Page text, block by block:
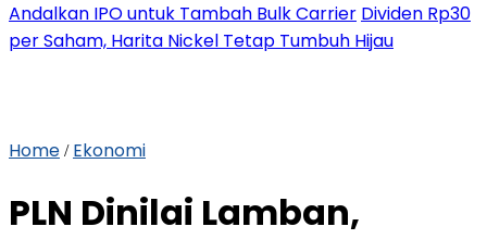
Andalkan IPO untuk Tambah Bulk Carrier Dividen Rp30
per Saham, Harita Nickel Tetap Tumbuh Hijau
Home / Ekonomi
PLN Dinilai Lamban,